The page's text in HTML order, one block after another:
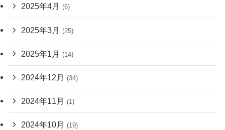
2025年4月 (6)
2025年3月 (25)
2025年1月 (14)
2024年12月 (34)
2024年11月 (1)
2024年10月 (19)